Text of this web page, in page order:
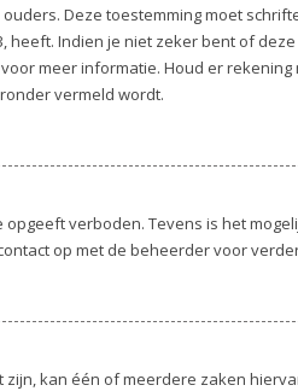
Deze toestemming moet
Indien je niet zeker bent of
meer informatie. Houd er
vermeld wordt.
verboden. Tevens is het
op met de beheerder voor
kan één of meerdere zaken